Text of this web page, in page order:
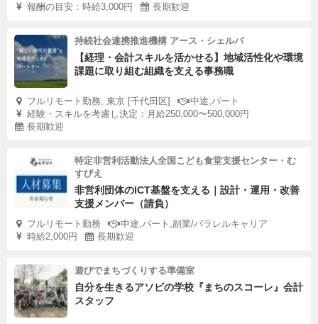
報酬の目安：時給3,000円
長期歓迎
持続社会連携推進機構 アース・シェルパ
【経理・会計スキルを活かせる】地域活性化や環境
課題に取り組む組織を支える事務職
フルリモート勤務, 東京 [千代田区]
中途,パート
経験・スキルを考慮し決定：月給250,000〜500,000円
長期歓迎
特定非営利活動法人全国こども食堂支援センター・む
すびえ
非営利団体のICT基盤を支える｜設計・運用・改善
支援メンバー（請負）
フルリモート勤務
中途,パート,副業/パラレルキャリア
時給2,000円
長期歓迎
遊びでまちづくりする準備室
自分を生きるアソビの学校『まちのスコーレ』会計
スタッフ